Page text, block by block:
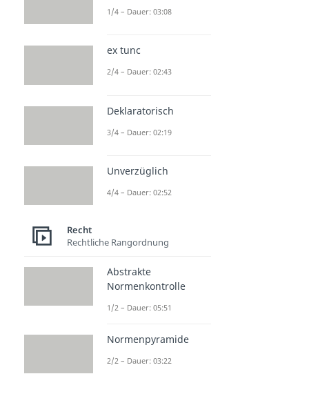
Verhältnismäßigkeit
Verjährung
Widerspruch
1/4 – Dauer: 03:08
ex tunc
2/4 – Dauer: 02:43
Deklaratorisch
3/4 – Dauer: 02:19
Unverzüglich
4/4 – Dauer: 02:52
Recht
Rechtliche Rangordnung
Abstrakte
Normenkontrolle
1/2 – Dauer: 05:51
Normenpyramide
2/2 – Dauer: 03:22